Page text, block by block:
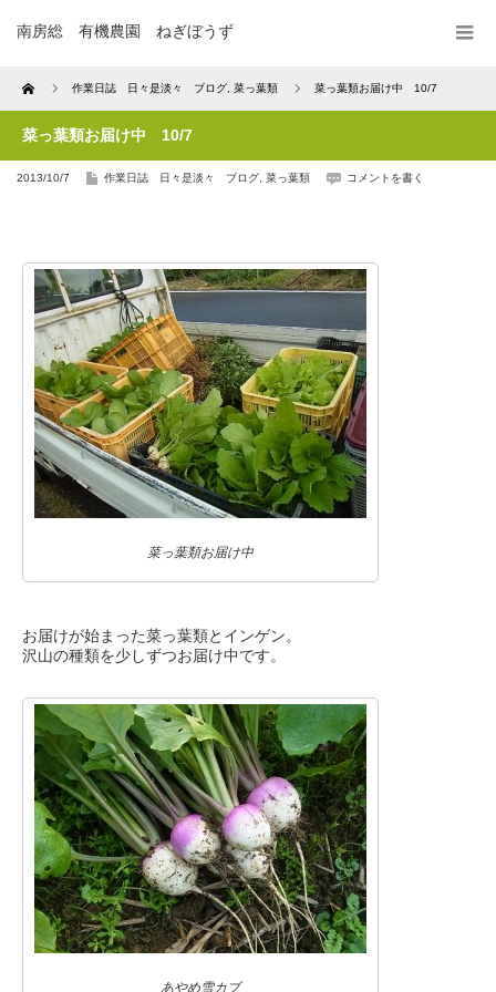
南房総 有機農園 ねぎぼうず
Home 作業日誌 日々是淡々 ブログ 菜っ葉類 菜っ葉類お届け中 10/7
菜っ葉類お届け中 10/7
2013/10/7 作業日誌 日々是淡々 ブログ 菜っ葉類 コメントを書く
菜っ葉類お届け中
お届けが始まった菜っ葉類とインゲン。
沢山の種類を少しずつお届け中です。
あやめ雪カブ